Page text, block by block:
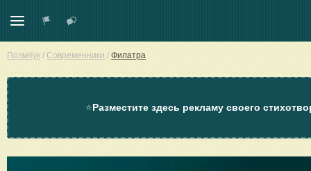
Поэмбук / Современники / Филатра
⭐Разместите здесь рекламу своего